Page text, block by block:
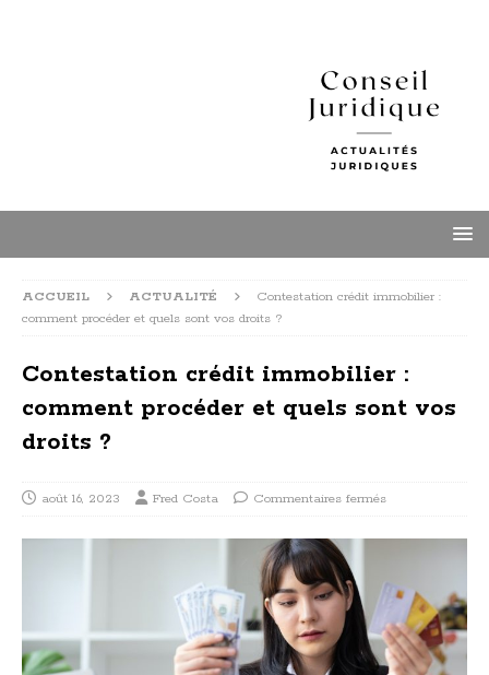
ACCUEIL ACTUALITÉ
Contestation crédit immobilier :
comment procéder et quels sont vos droits ?
Contestation crédit immobilier :
comment procéder et quels sont vos
droits ?
août 16, 2023 Fred Costa Commentaires fermés